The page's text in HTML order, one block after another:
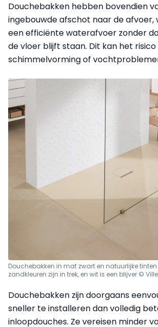
Douchebakken hebben bovendien
ingebouwde afschot naar de
een efficiënte waterafvoer zonder
de vloer blijft staan. Dit kan het
schimmelvorming of
Douchebakken in mat zwart en natuurlijke
zandkleuren zijn in trek, en wit is een blijver ©
Douchebakken zijn doorgaans
sneller te installeren dan volledig
inloopdouches. Ze vereisen minder